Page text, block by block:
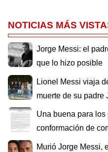
NOTICIAS MÁS
Jorge Messi: el
que lo hizo posible
Lionel Messi viaja
muerte de su padre
Una buena para
conformación de
Murió Jorge Messi,